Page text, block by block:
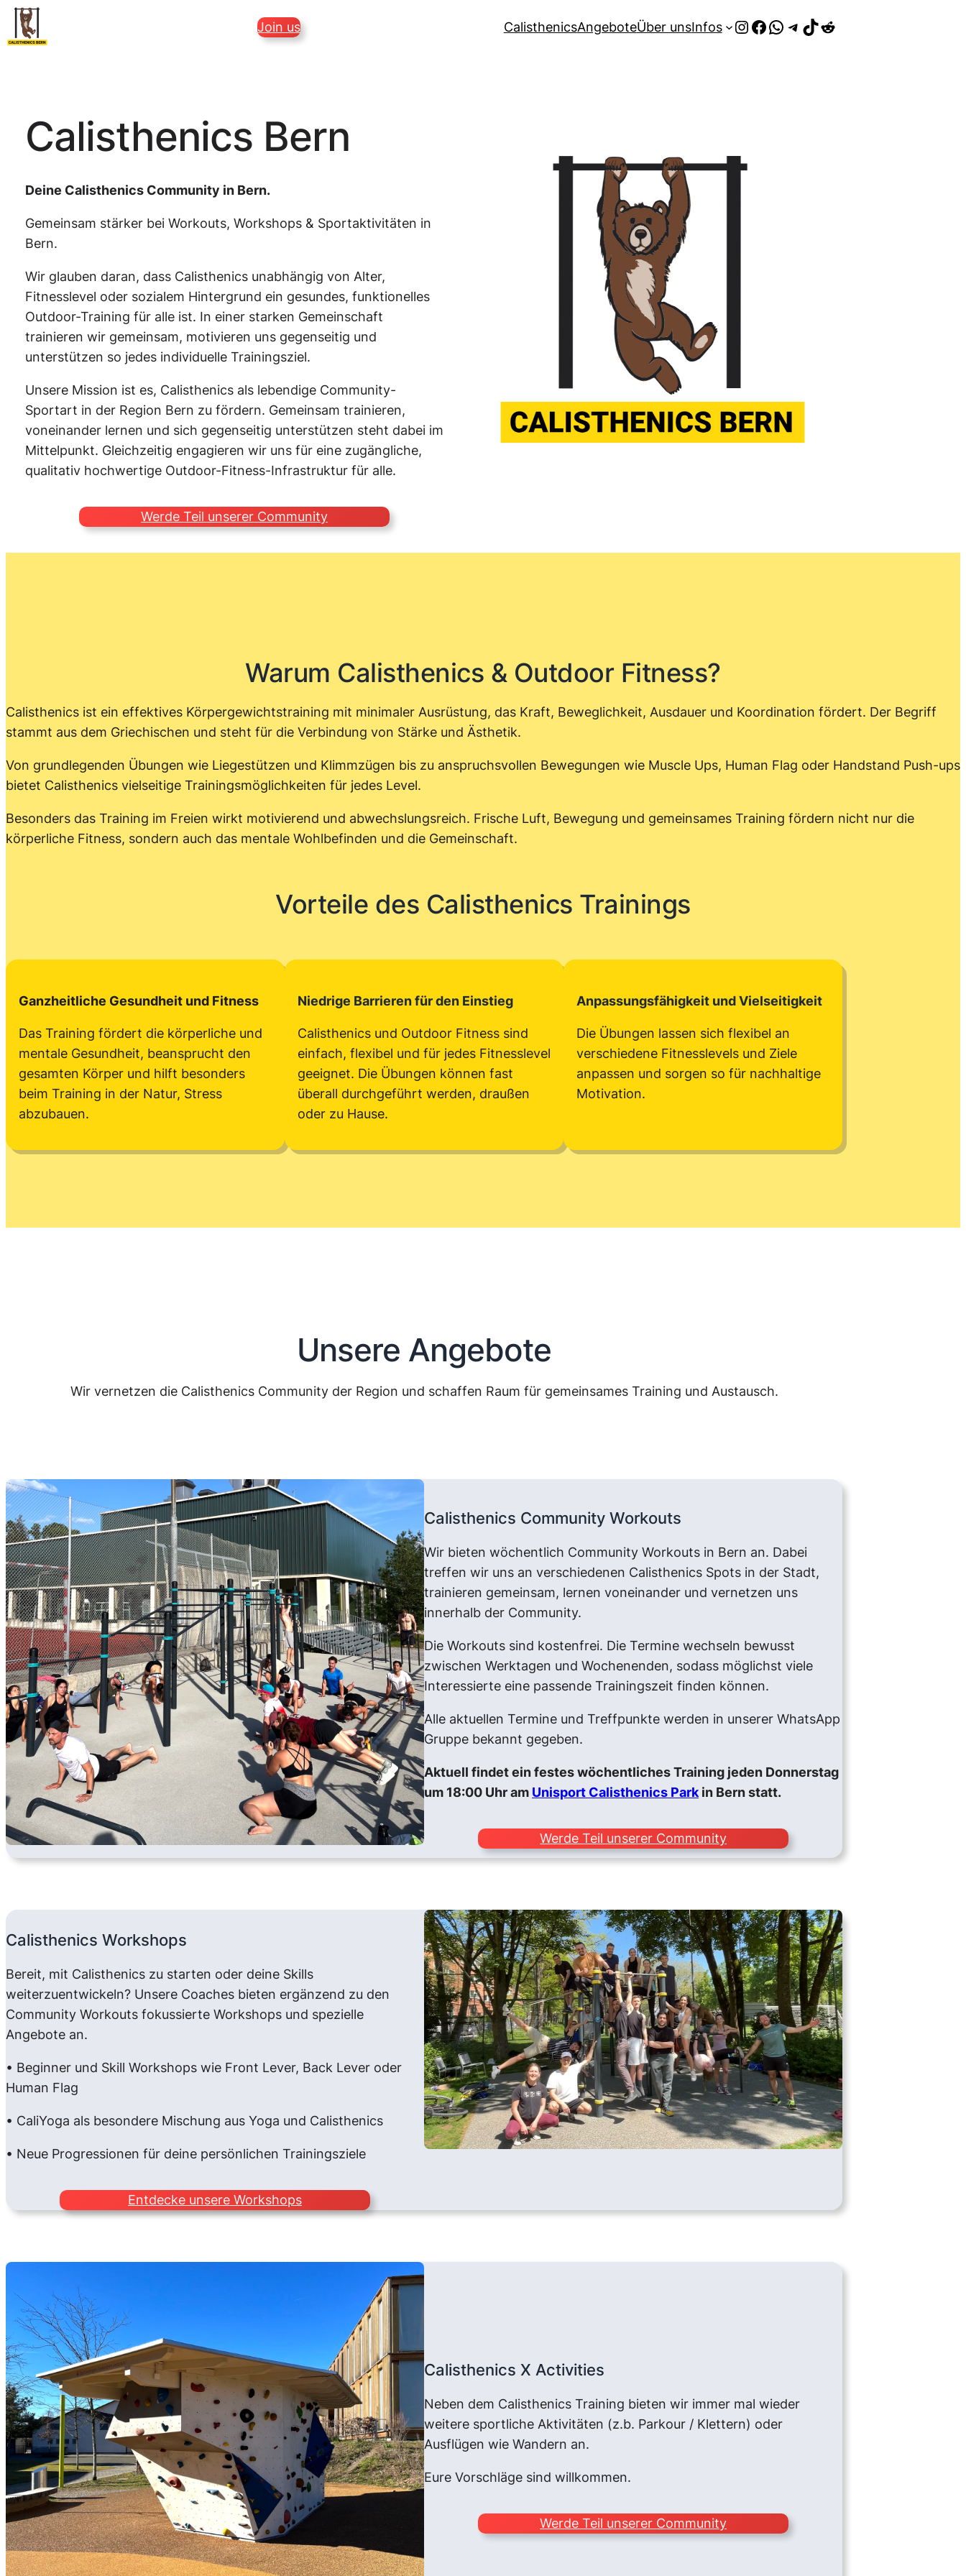
Join us CalisthenicsAngeboteÜber unsInfos Instagram
Facebook
WhatsApp
Telegram
TikTok
Reddit
Calisthenics Bern
Deine Calisthenics Community in Bern.
Gemeinsam stärker bei Workouts, Workshops & Sportaktivitäten in
Bern.
Wir glauben daran, dass Calisthenics unabhängig von Alter,
Fitnesslevel oder sozialem Hintergrund ein gesundes, funktionelles
Outdoor-Training für alle ist. In einer starken Gemeinschaft
trainieren wir gemeinsam, motivieren uns gegenseitig und
unterstützen so jedes individuelle Trainingsziel.
Unsere Mission ist es, Calisthenics als lebendige Community-
Sportart in der Region Bern zu fördern. Gemeinsam trainieren,
voneinander lernen und sich gegenseitig unterstützen steht dabei im
Mittelpunkt. Gleichzeitig engagieren wir uns für eine zugängliche,
qualitativ hochwertige Outdoor-Fitness-Infrastruktur für alle.
Werde Teil unserer Community
Warum Calisthenics & Outdoor Fitness?
Calisthenics ist ein effektives Körpergewichtstraining mit minimaler Ausrüstung, das Kraft, Beweglichkeit, Ausdauer und Koordination fördert. Der Begriff
stammt aus dem Griechischen und steht für die Verbindung von Stärke und Ästhetik.
Von grundlegenden Übungen wie Liegestützen und Klimmzügen bis zu anspruchsvollen Bewegungen wie Muscle Ups, Human Flag oder Handstand Push-ups
bietet Calisthenics vielseitige Trainingsmöglichkeiten für jedes Level.
Besonders das Training im Freien wirkt motivierend und abwechslungsreich. Frische Luft, Bewegung und gemeinsames Training fördern nicht nur die
körperliche Fitness, sondern auch das mentale Wohlbefinden und die Gemeinschaft.
Vorteile des Calisthenics Trainings
Ganzheitliche Gesundheit und Fitness
Das Training fördert die körperliche und
mentale Gesundheit, beansprucht den
gesamten Körper und hilft besonders
beim Training in der Natur, Stress
abzubauen.
Niedrige Barrieren für den Einstieg
Calisthenics und Outdoor Fitness sind
einfach, flexibel und für jedes Fitnesslevel
geeignet. Die Übungen können fast
überall durchgeführt werden, draußen
oder zu Hause.
Anpassungsfähigkeit und Vielseitigkeit
Die Übungen lassen sich flexibel an
verschiedene Fitnesslevels und Ziele
anpassen und sorgen so für nachhaltige
Motivation.
Unsere Angebote
Wir vernetzen die Calisthenics Community der Region und schaffen Raum für gemeinsames Training und Austausch.
Calisthenics Community Workouts
Wir bieten wöchentlich Community Workouts in Bern an. Dabei
treffen wir uns an verschiedenen Calisthenics Spots in der Stadt,
trainieren gemeinsam, lernen voneinander und vernetzen uns
innerhalb der Community.
Die Workouts sind kostenfrei. Die Termine wechseln bewusst
zwischen Werktagen und Wochenenden, sodass möglichst viele
Interessierte eine passende Trainingszeit finden können.
Alle aktuellen Termine und Treffpunkte werden in unserer WhatsApp
Gruppe bekannt gegeben.
Aktuell findet ein festes wöchentliches Training jeden Donnerstag
um 18:00 Uhr am Unisport Calisthenics Park in Bern statt.
Werde Teil unserer Community
Calisthenics Workshops
Bereit, mit Calisthenics zu starten oder deine Skills
weiterzuentwickeln? Unsere Coaches bieten ergänzend zu den
Community Workouts fokussierte Workshops und spezielle
Angebote an.
• Beginner und Skill Workshops wie Front Lever, Back Lever oder
Human Flag
• CaliYoga als besondere Mischung aus Yoga und Calisthenics
• Neue Progressionen für deine persönlichen Trainingsziele
Entdecke unsere Workshops
Calisthenics X Activities
Neben dem Calisthenics Training bieten wir immer mal wieder
weitere sportliche Aktivitäten (z.b. Parkour / Klettern) oder
Ausflügen wie Wandern an.
Eure Vorschläge sind willkommen.
Werde Teil unserer Community